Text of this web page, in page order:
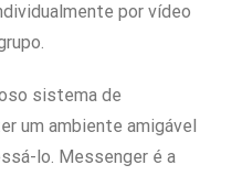
por vídeo
sistema de
um ambiente amigável
lo. Messenger é a